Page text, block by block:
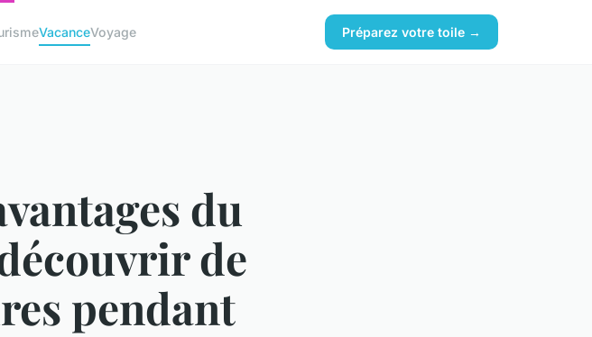
VacanceVoyage Préparez votre toile →
du
de
pendant